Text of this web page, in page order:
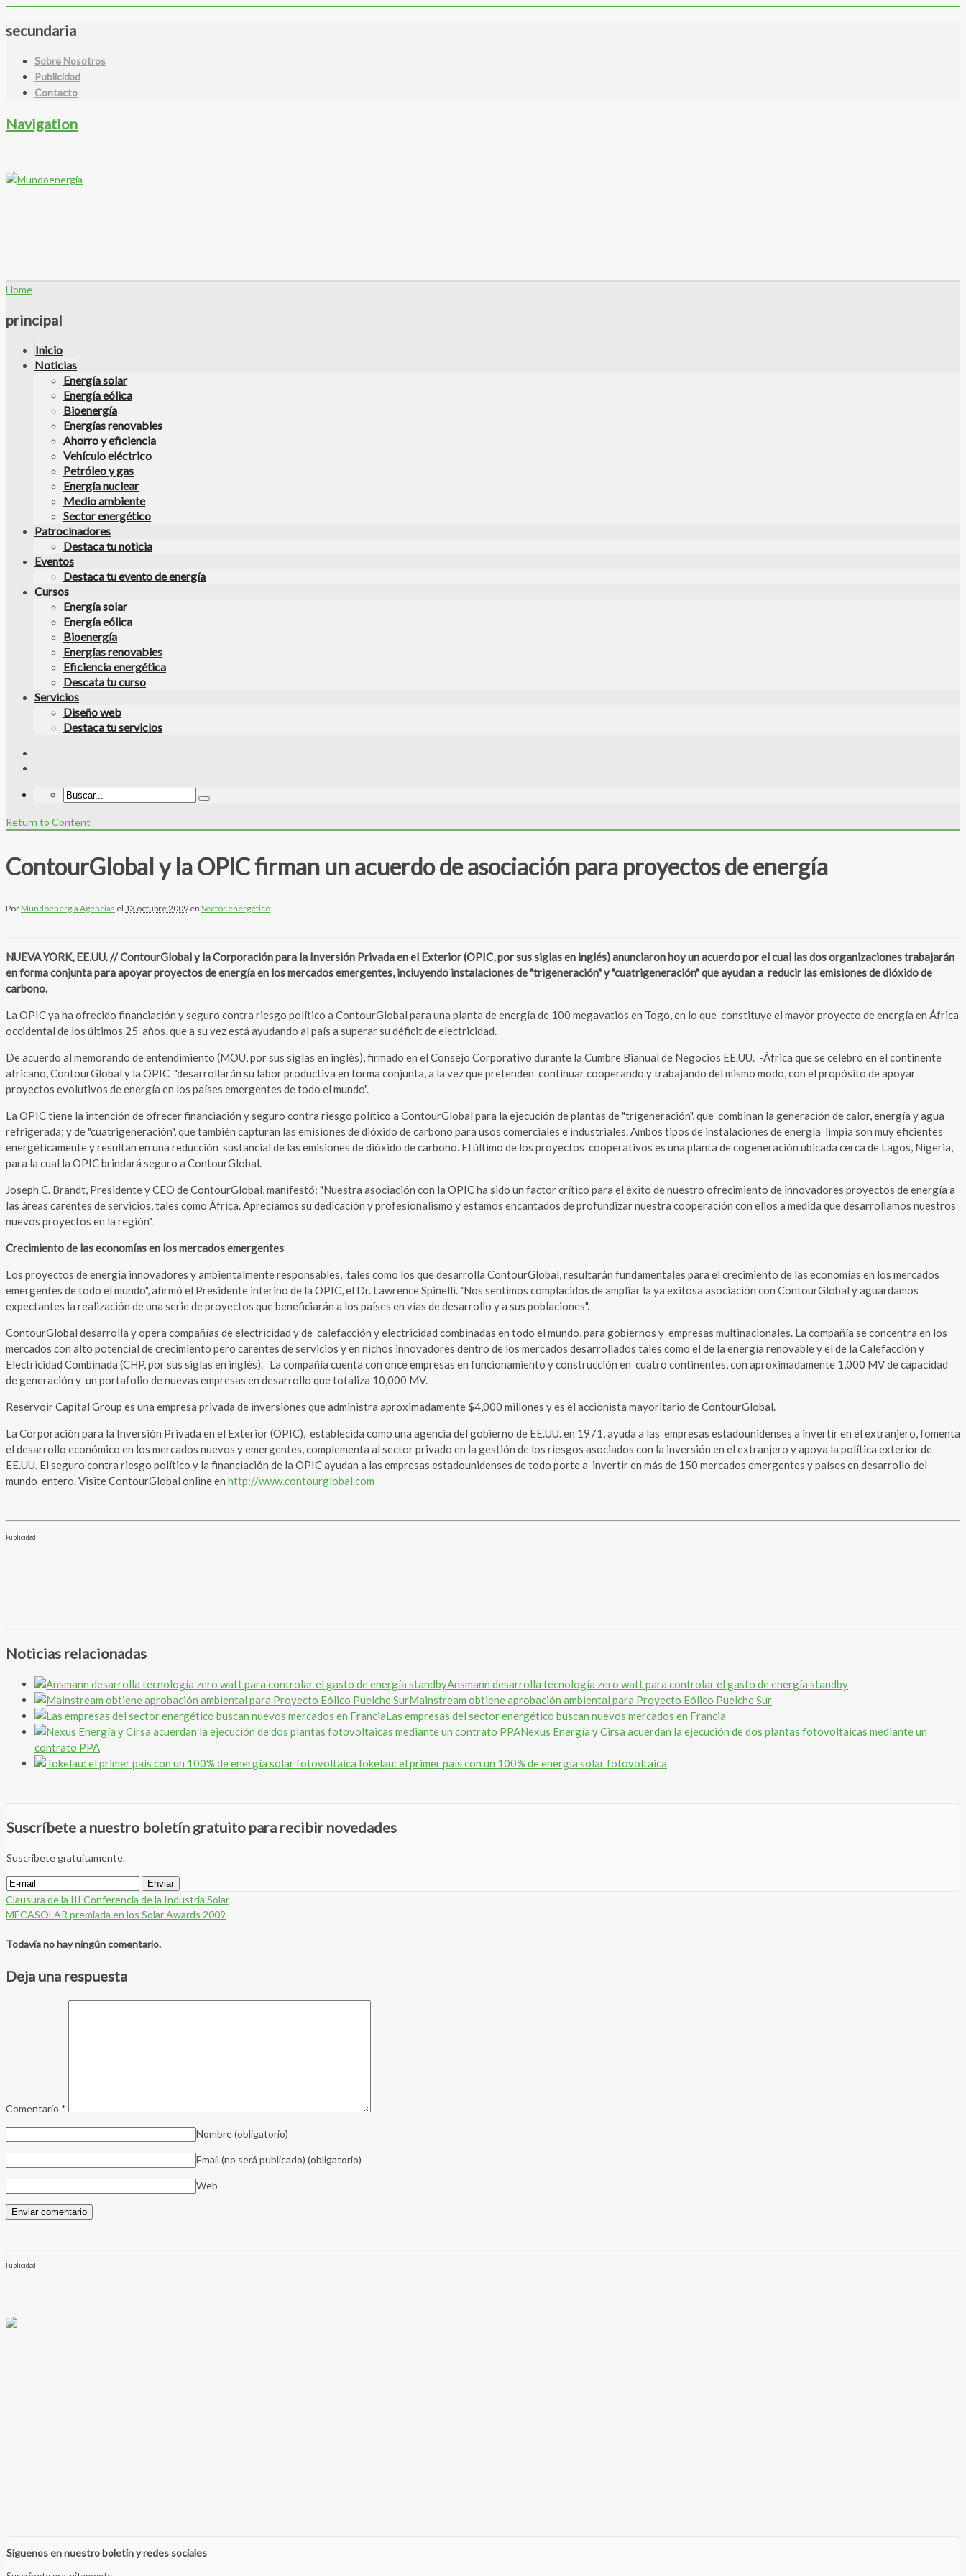
secundaria
Sobre Nosotros
Publicidad
Contacto
Navigation
Home
principal
Inicio
Noticias
Energía solar
Energía eólica
Bioenergía
Energías renovables
Ahorro y eficiencia
Vehículo eléctrico
Petróleo y gas
Energía nuclear
Medio ambiente
Sector energético
Patrocinadores
Destaca tu noticia
Eventos
Destaca tu evento de energía
Cursos
Energía solar
Energía eólica
Bioenergía
Energías renovables
Eficiencia energética
Descata tu curso
Servicios
Diseño web
Destaca tu servicios
Return to Content
ContourGlobal y la OPIC firman un acuerdo de asociación para proyectos de energía
PorMundoenergía Agencias el 13 octubre 2009 en Sector energético
NUEVA YORK, EE.UU. // ContourGlobal y la Corporación para la Inversión Privada en el Exterior (OPIC, por sus siglas en inglés) anunciaron hoy un acuerdo por el cual las dos organizaciones trabajarán
en forma conjunta para apoyar proyectos de energía en los mercados emergentes, incluyendo instalaciones de "trigeneración" y "cuatrigeneración" que ayudan a reducir las emisiones de dióxido de
carbono.
La OPIC ya ha ofrecido financiación y seguro contra riesgo político a ContourGlobal para una planta de energía de 100 megavatios en Togo, en lo que constituye el mayor proyecto de energía en África
occidental de los últimos 25 años, que a su vez está ayudando al país a superar su déficit de electricidad.
De acuerdo al memorando de entendimiento (MOU, por sus siglas en inglés), firmado en el Consejo Corporativo durante la Cumbre Bianual de Negocios EE.UU. -África que se celebró en el continente
africano, ContourGlobal y la OPIC "desarrollarán su labor productiva en forma conjunta, a la vez que pretenden continuar cooperando y trabajando del mismo modo, con el propósito de apoyar
proyectos evolutivos de energía en los países emergentes de todo el mundo".
La OPIC tiene la intención de ofrecer financiación y seguro contra riesgo político a ContourGlobal para la ejecución de plantas de "trigeneración", que combinan la generación de calor, energía y agua
refrigerada; y de "cuatrigeneración", que también capturan las emisiones de dióxido de carbono para usos comerciales e industriales. Ambos tipos de instalaciones de energía limpia son muy eficientes
energéticamente y resultan en una reducción sustancial de las emisiones de dióxido de carbono. El último de los proyectos cooperativos es una planta de cogeneración ubicada cerca de Lagos, Nigeria,
para la cual la OPIC brindará seguro a ContourGlobal.
Joseph C. Brandt, Presidente y CEO de ContourGlobal, manifestó: "Nuestra asociación con la OPIC ha sido un factor crítico para el éxito de nuestro ofrecimiento de innovadores proyectos de energía a
las áreas carentes de servicios, tales como África. Apreciamos su dedicación y profesionalismo y estamos encantados de profundizar nuestra cooperación con ellos a medida que desarrollamos nuestros
nuevos proyectos en la región".
Crecimiento de las economías en los mercados emergentes
Los proyectos de energía innovadores y ambientalmente responsables, tales como los que desarrolla ContourGlobal, resultarán fundamentales para el crecimiento de las economías en los mercados
emergentes de todo el mundo", afirmó el Presidente interino de la OPIC, el Dr. Lawrence Spinelli. "Nos sentimos complacidos de ampliar la ya exitosa asociación con ContourGlobal y aguardamos
expectantes la realización de una serie de proyectos que beneficiarán a los países en vías de desarrollo y a sus poblaciones".
ContourGlobal desarrolla y opera compañías de electricidad y de calefacción y electricidad combinadas en todo el mundo, para gobiernos y empresas multinacionales. La compañía se concentra en los
mercados con alto potencial de crecimiento pero carentes de servicios y en nichos innovadores dentro de los mercados desarrollados tales como el de la energía renovable y el de la Calefacción y
Electricidad Combinada (CHP, por sus siglas en inglés). La compañía cuenta con once empresas en funcionamiento y construcción en cuatro continentes, con aproximadamente 1,000 MV de capacidad
de generación y un portafolio de nuevas empresas en desarrollo que totaliza 10,000 MV.
Reservoir Capital Group es una empresa privada de inversiones que administra aproximadamente $4,000 millones y es el accionista mayoritario de ContourGlobal.
La Corporación para la Inversión Privada en el Exterior (OPIC), establecida como una agencia del gobierno de EE.UU. en 1971, ayuda a las empresas estadounidenses a invertir en el extranjero, fomenta
el desarrollo económico en los mercados nuevos y emergentes, complementa al sector privado en la gestión de los riesgos asociados con la inversión en el extranjero y apoya la política exterior de
EE.UU. El seguro contra riesgo político y la financiación de la OPIC ayudan a las empresas estadounidenses de todo porte a invertir en más de 150 mercados emergentes y países en desarrollo del
mundo entero. Visite ContourGlobal online en http://www.contourglobal.com
Publicidad
Noticias relacionadas
Ansmann desarrolla tecnología zero watt para controlar el gasto de energía standby
Mainstream obtiene aprobación ambiental para Proyecto Eólico Puelche Sur
Las empresas del sector energético buscan nuevos mercados en Francia
Nexus Energía y Cirsa acuerdan la ejecución de dos plantas fotovoltaicas mediante un
contrato PPA
Tokelau: el primer país con un 100% de energía solar fotovoltaica
Suscríbete a nuestro boletín gratuito para recibir novedades
Suscríbete gratuitamente.
Clausura de la III Conferencia de la Industria Solar
MECASOLAR premiada en los Solar Awards 2009
Todavía no hay ningún comentario.
Deja una respuesta
Comentario *
Nombre(obligatorio)
Email (no será publicado) (obligatorio)
Web
Publicidad
Síguenos en nuestro boletín y redes sociales